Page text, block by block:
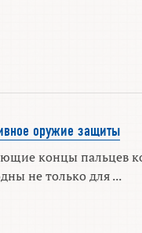
оружие защиты
концы пальцев
не только для ...